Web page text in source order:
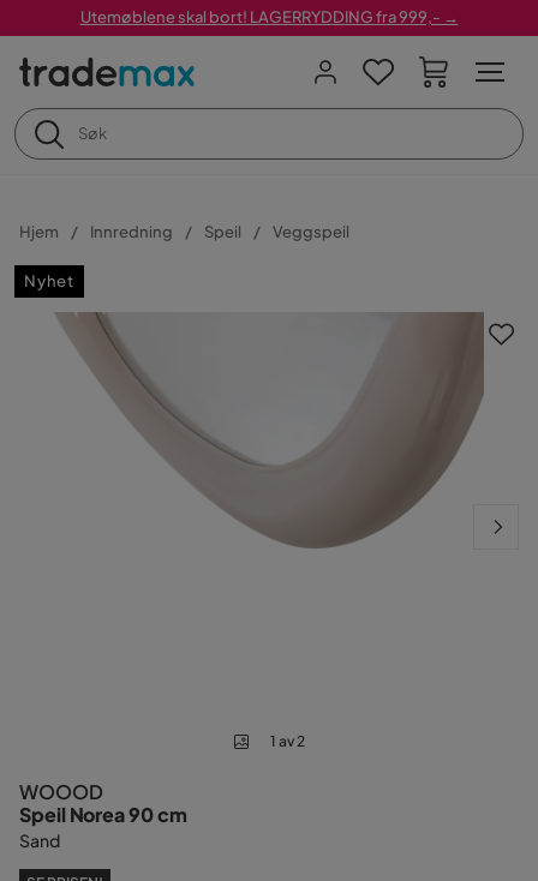
Utemøblene skal bort! LAGERRYDDING fra 999,- →
Hjem Innredning Speil Veggspeil
Nyhet
1 av 2
WOOOD
Speil Norea 90 cm
Sand